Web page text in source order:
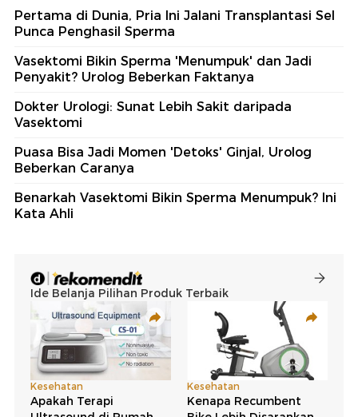
Pertama di Dunia, Pria Ini Jalani Transplantasi Sel
Punca Penghasil Sperma
Vasektomi Bikin Sperma 'Menumpuk' dan Jadi
Penyakit? Urolog Beberkan Faktanya
Dokter Urologi: Sunat Lebih Sakit daripada
Vasektomi
Puasa Bisa Jadi Momen 'Detoks' Ginjal, Urolog
Beberkan Caranya
Benarkah Vasektomi Bikin Sperma Menumpuk? Ini
Kata Ahli